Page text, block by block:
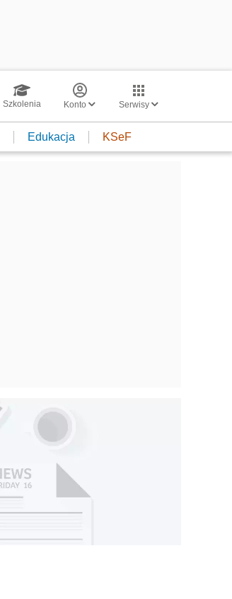
Szkolenia Konto Serwisy
Edukacja KSeF